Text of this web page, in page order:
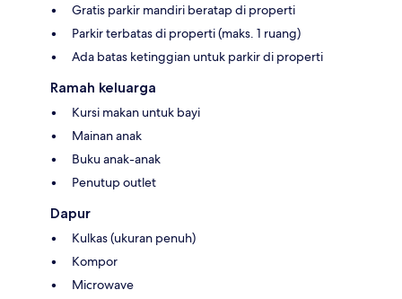
Gratis parkir mandiri beratap di properti
Parkir terbatas di properti (maks. 1 ruang)
Ada batas ketinggian untuk parkir di properti
Ramah keluarga
Kursi makan untuk bayi
Mainan anak
Buku anak-anak
Penutup outlet
Dapur
Kulkas (ukuran penuh)
Kompor
Microwave